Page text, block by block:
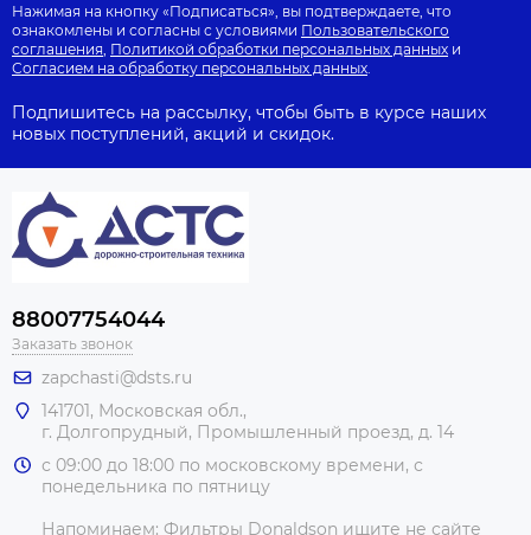
Нажимая на кнопку «Подписаться», вы подтверждаете, что
ознакомлены и согласны с условиями Пользовательского
соглашения Политикой обработки персональных данных и
Согласием на обработку персональных данных
Подпишитесь на рассылку, чтобы быть в курсе наших
новых поступлений, акций и скидок.
88007754044
Заказать звонок
zapchasti@dsts.ru
141701, Московская обл.,
г. Долгопрудный, Промышленный проезд, д. 14
с 09:00 до 18:00 по московскому времени, с
понедельника по пятницу
Напоминаем: Фильтры Donaldson ищите не сайте